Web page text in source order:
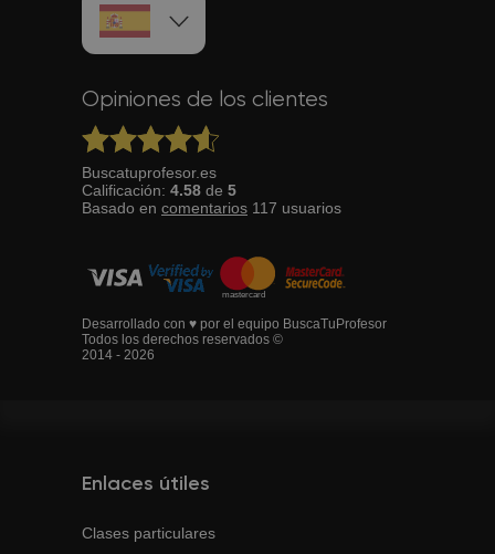
Opiniones de los clientes
Buscatuprofesor.es
Calificación: 4.58 de 5
Basado en comentarios 117 usuarios
Desarrollado con ♥ por el equipo BuscaTuProfesor
Todos los derechos reservados ©
2014 - 2026
Enlaces útiles
Clases particulares